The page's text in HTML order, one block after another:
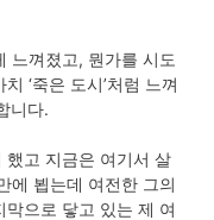
느껴졌고, 뭔가를 시도
‘죽은 도시’처럼 느껴
니다.
했고 지금은 여기서 살
에 뵙는데 여전한 그의
으로 닿고 있는 제 여